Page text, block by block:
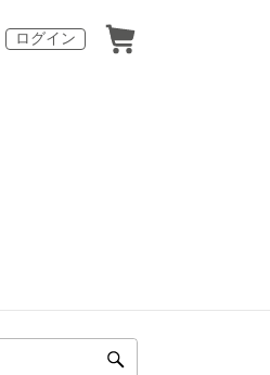
ログイン